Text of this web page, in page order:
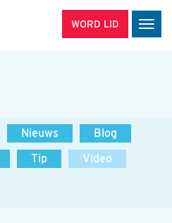
WORD LID
Nieuws
Blog
Tip
Video